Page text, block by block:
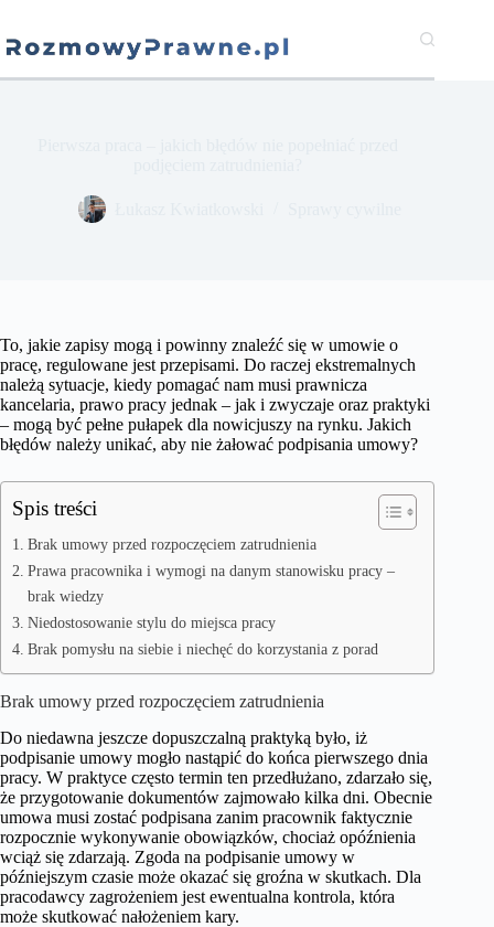
treści
To, jakie zapisy mogą i powinny znaleźć się w umowie o
pracę, regulowane jest przepisami. Do raczej ekstremalnych
należą sytuacje, kiedy pomagać nam musi prawnicza
kancelaria, prawo pracy jednak – jak i zwyczaje oraz praktyki
– mogą być pełne pułapek dla nowicjuszy na rynku. Jakich
błędów należy unikać, aby nie żałować podpisania umowy?
Spis treści
Brak umowy przed rozpoczęciem zatrudnienia
Prawa pracownika i wymogi na danym stanowisku pracy –
brak wiedzy
Niedostosowanie stylu do miejsca pracy
Brak pomysłu na siebie i niechęć do korzystania z porad
Brak umowy przed rozpoczęciem zatrudnienia
Do niedawna jeszcze dopuszczalną praktyką było, iż
podpisanie umowy mogło nastąpić do końca pierwszego dnia
pracy. W praktyce często termin ten przedłużano, zdarzało się,
że przygotowanie dokumentów zajmowało kilka dni. Obecnie
umowa musi zostać podpisana zanim pracownik faktycznie
rozpocznie wykonywanie obowiązków, chociaż opóźnienia
wciąż się zdarzają. Zgoda na podpisanie umowy w
późniejszym czasie może okazać się groźna w skutkach. Dla
pracodawcy zagrożeniem jest ewentualna kontrola, która
może skutkować nałożeniem kary.